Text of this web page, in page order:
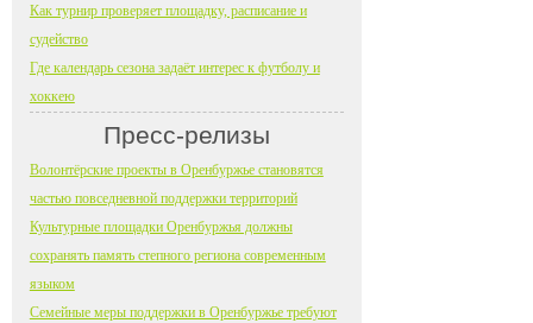
Как турнир проверяет площадку, расписание и
судейство
Где календарь сезона задаёт интерес к футболу и
хоккею
Пресс-релизы
Волонтёрские проекты в Оренбуржье становятся
частью повседневной поддержки территорий
Культурные площадки Оренбуржья должны
сохранять память степного региона современным
языком
Семейные меры поддержки в Оренбуржье требуют